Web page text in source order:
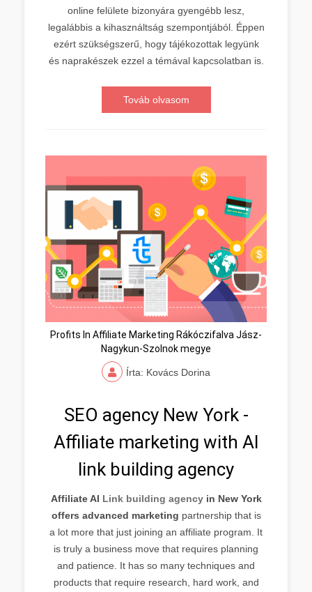
online felülete bizonyára gyengébb lesz,
legalábbis a kihasználtság szempontjából. Éppen
ezért szükségszerű, hogy tájékozottak legyünk
és naprakészek ezzel a témával kapcsolatban is.
Továb olvasom
Profits In Affiliate Marketing Rákóczifalva Jász-
Nagykun-Szolnok megye
Írta: Kovács Dorina
SEO agency New York -
Affiliate marketing with AI
link building agency
Affiliate AI Link building agencyin New York
offers advanced marketing partnership that is
a lot more that just joining an affiliate program. It
is truly a business move that requires planning
and patience. It has so many techniques and
products that require research, hard work, and